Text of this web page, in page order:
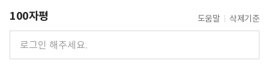
100자평 도움말 삭제기준